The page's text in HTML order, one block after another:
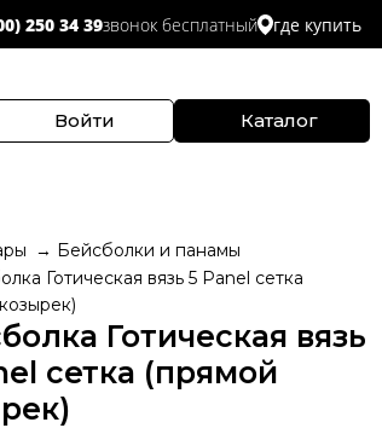
250 34 39звонок бесплатный где купить
Войти Каталог
Бейсболки и панамы
Готическая вязь 5 Panel сетка
Готическая вязь
сетка (прямой